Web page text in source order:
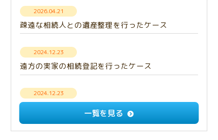
2026.04.21
疎遠な相続人との遺産整理を行ったケース
2024.12.23
遠方の実家の相続登記を行ったケース
2024.12.23
【解決事例】意思疎通できない相続人との遺産分
割・成年後見手続き一覧を見る